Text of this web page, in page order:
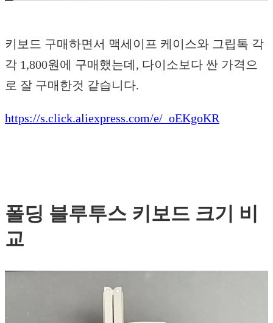
키보드 구매하면서 맥세이프 케이스와 그립톡 각
각 1,800원에 구매했는데, 다이소보다 싼 가격으
로 잘 구매한것 같습니다.
https://s.click.aliexpress.com/e/_oEKgoKR
폴딩 블루투스 키보드 크기 비
교